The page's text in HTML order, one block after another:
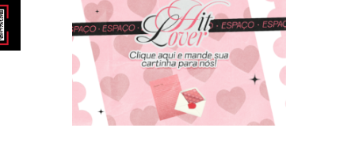
Coletiva de Imprensa
Drama? HIT!
HIT!Fashion
HIT!Filmes